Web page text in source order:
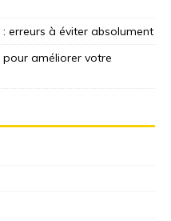
erreurs à éviter absolument
pour améliorer votre